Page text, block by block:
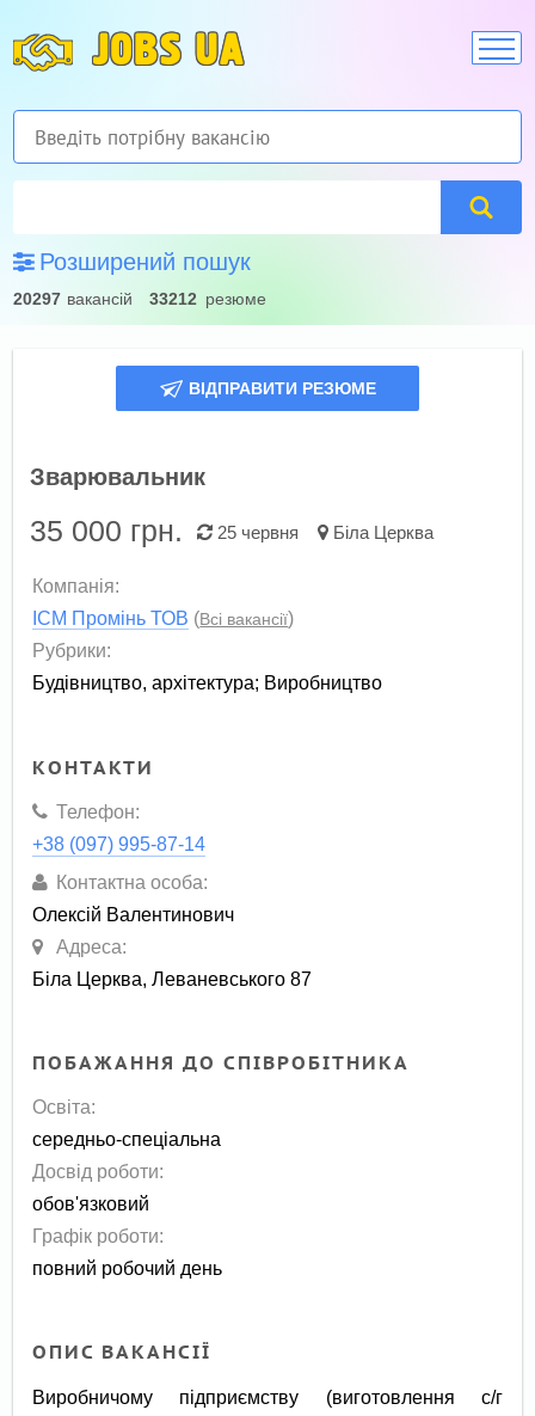
JOBS UA
Розширений пошук
20297 вакансій 33212 резюме
ВІДПРАВИТИ РЕЗЮМЕ
Зварювальник
35 000 грн. 25 червня Біла Церква
Компанія:
ІСМ Промінь ТОВ (Всі вакансії)
Рубрики:
Будівництво, архітектура; Виробництво
КОНТАКТИ
Телефон:
+38 (097) 995-87-14
Контактна особа:
Олексій Валентинович
Адреса:
Біла Церква, Леваневського 87
ПОБАЖАННЯ ДО СПІВРОБІТНИКА
Освіта:
середньо-спеціальна
Досвід роботи:
обов'язковий
Графік роботи:
повний робочий день
ОПИС ВАКАНСІЇ
Виробничому підприємству (виготовлення с/г